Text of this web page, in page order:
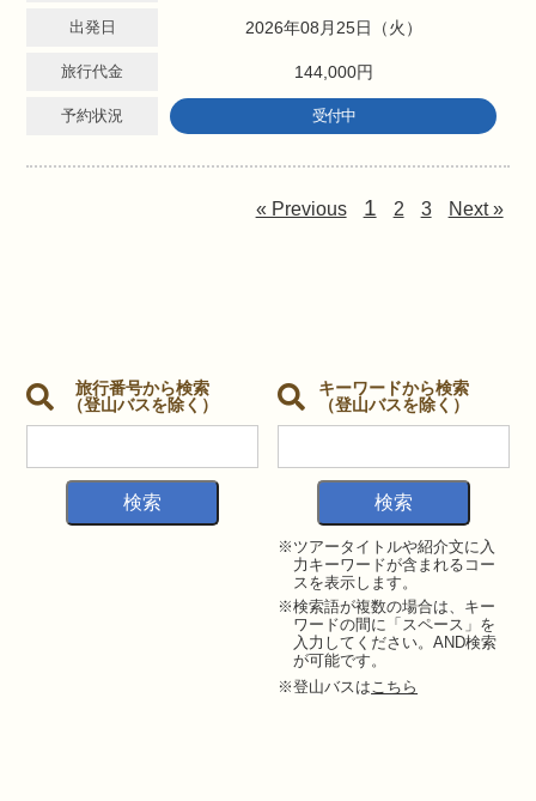
旅行番号から検索
（登山バスを除く）
キーワードから検索
（登山バスを除く）
※ツアータイトルや紹介文に入
力キーワードが含まれるコー
スを表示します。
※検索語が複数の場合は、キー
ワードの間に「スペース」を
入力してください。AND検索
が可能です。
※登山バスは こちら
出発日 2026年08月25日（火）
旅行代金 144,000円
予約状況 受付中
« Previous 1 2 3 Next »